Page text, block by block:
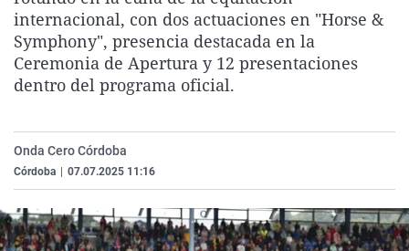
La rosa de los vientos
Gente viajera
Caso
Retornados
Extremadura
Galicia
Virales
Televisión
internacional, con dos actuaciones en "Horse &
Symphony", presencia destacada en la
Ceremonia de Apertura y 12 presentaciones
dentro del programa oficial.
Onda Cero Córdoba
Córdoba 07.07.2025 11:16